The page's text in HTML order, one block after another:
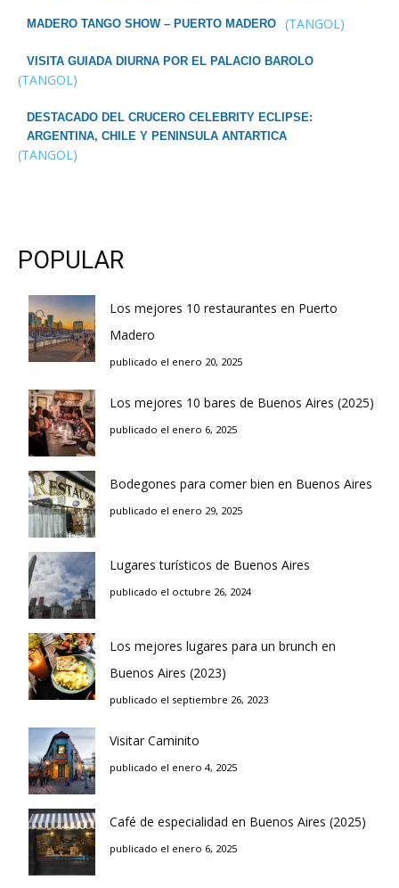
MADERO TANGO SHOW – PUERTO MADERO (TANGOL)
VISITA GUIADA DIURNA POR EL PALACIO BAROLO
(TANGOL)
DESTACADO DEL CRUCERO CELEBRITY ECLIPSE:
ARGENTINA, CHILE Y PENINSULA ANTARTICA
(TANGOL)
POPULAR
Los mejores 10 restaurantes en Puerto
Madero
publicado el enero 20, 2025
Los mejores 10 bares de Buenos Aires (2025)
publicado el enero 6, 2025
Bodegones para comer bien en Buenos Aires
publicado el enero 29, 2025
Lugares turísticos de Buenos Aires
publicado el octubre 26, 2024
Los mejores lugares para un brunch en
Buenos Aires (2023)
publicado el septiembre 26, 2023
Visitar Caminito
publicado el enero 4, 2025
Café de especialidad en Buenos Aires (2025)
publicado el enero 6, 2025